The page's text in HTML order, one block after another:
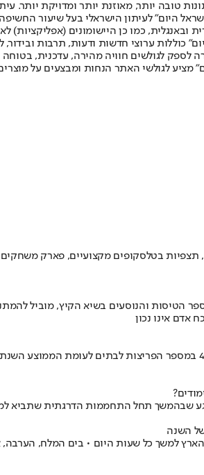
טובה יותר, מאוזנת יותר ומדויקת יותר.
המודפסת הראשונה פורסמה ב-30 ביולי 2007, וב-2010 הפך
כוללות ערוצי חדשות ודעות, תרבות ובידור,
לספק לגולשים חוויה מהירה, עדכנית,
מציע לגולשי האתר הנחות ומבצעים על
בטלסקופים מקצועיים, פארק
הטיסות והנוסעים בשיא הקיץ, מוביל
אדם אינו נכון
מבדיקה שערכה חברת בריקסטון עולה כי בחודש אוגוסט נרשמת עלייה
שבהמשך תחל התחממות הדרגתית שתביא